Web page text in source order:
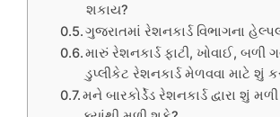
શકાય?
ગુજરાતમાં રેશનકાર્ડ વિભાગના
મારું રેશનકાર્ડ ફાટી, ખોવાઈ, બળી
ડુપ્લીકેટ રેશનકાર્ડ મેળવવા માટે શું
મને બારકોર્ડેડ રેશનકાર્ડ દ્વારા શું